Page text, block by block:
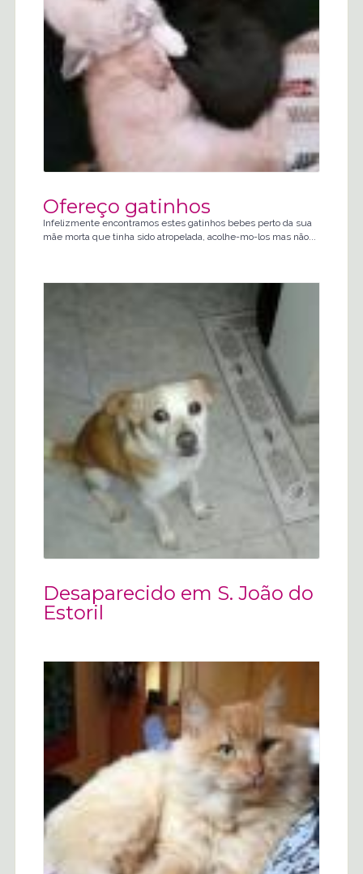
Ofereço gatinhos
Infelizmente encontramos estes gatinhos bebes perto da sua
mãe morta que tinha sido atropelada, acolhe-mo-los mas não...
Desaparecido em S. João do
Estoril